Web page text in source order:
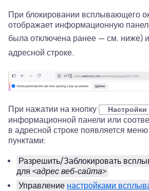
При блокировании всплывающего
отображает информационную
была отключена ранее — см. ниже)
адресной строке.
При нажатии на кнопку Настройки
информационной панели или
в адресной строке появляется
пунктами:
Разрешить/Заблокировать
для <адрес веб-сайта>
Управление настройками